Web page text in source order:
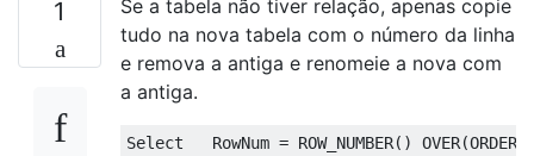
1
Se a tabela não tiver relação, apenas copie
tudo na nova tabela com o número da linha
e remova a antiga e renomeie a nova com
a antiga.
Select
   RowNum
= ROW_NUMBER() OVER(ORDER